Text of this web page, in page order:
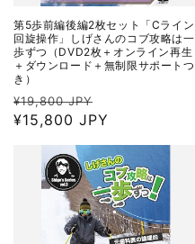
第5歩前編後編2枚セット「Cライン
回旋操作」しげさんのコブ攻略は一
歩ずつ（DVD2枚＋オンライン再生
＋ダウンロード＋無制限サポートつ
き）
通
常
¥19,800 JPY
ー
価
格
¥15,800 JPY